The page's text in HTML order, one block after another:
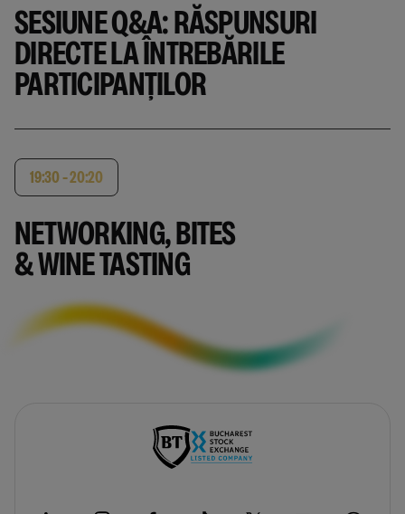
SESIUNE Q&A: RĂSPUNSURI
DIRECTE LA ÎNTREBĂRILE
PARTICIPANȚILOR
19:30 - 20:20
NETWORKING, BITES
& WINE TASTING